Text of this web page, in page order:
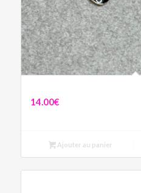
14.00€
Ajouter au panier